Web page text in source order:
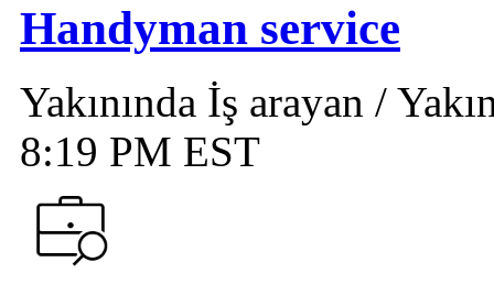
Handyman service
Yakınında İş arayan /
8:19 PM EST